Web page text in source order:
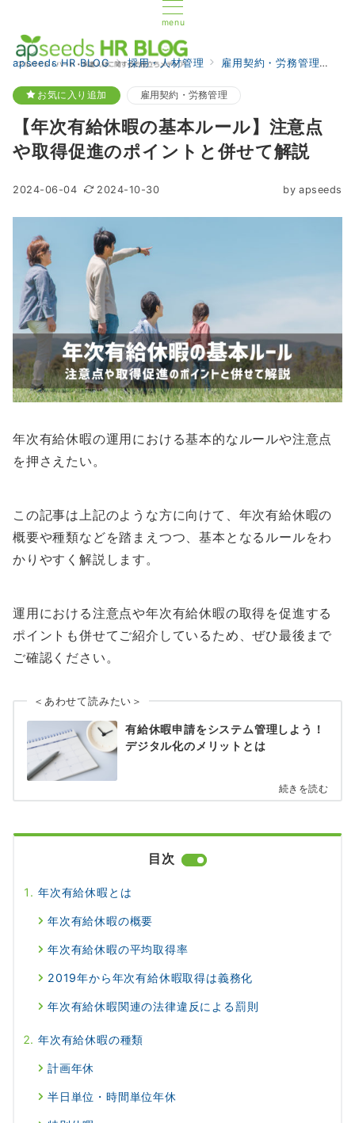
menu
apseeds HR BLOG 採用・人材管理 雇用契約・労務管理
お気に入り追加 雇用契約・労務管理
【年次有給休暇の基本ルール】注意点
や取得促進のポイントと併せて解説
2024-06-04 2024-10-30 by apseeds
年次有給休暇の運用における基本的なルールや注意点
を押さえたい。
この記事は上記のような方に向けて、年次有給休暇の
概要や種類などを踏まえつつ、基本となるルールをわ
かりやすく解説します。
運用における注意点や年次有給休暇の取得を促進する
ポイントも併せてご紹介しているため、ぜひ最後まで
ご確認ください。
＜あわせて読みたい＞
有給休暇申請をシステム管理しよう！
デジタル化のメリットとは
続きを読む
目次
年次有給休暇とは
年次有給休暇の概要
年次有給休暇の平均取得率
2019年から年次有給休暇取得は義務化
年次有給休暇関連の法律違反による罰則
年次有給休暇の種類
計画年休
半日単位・時間単位年休